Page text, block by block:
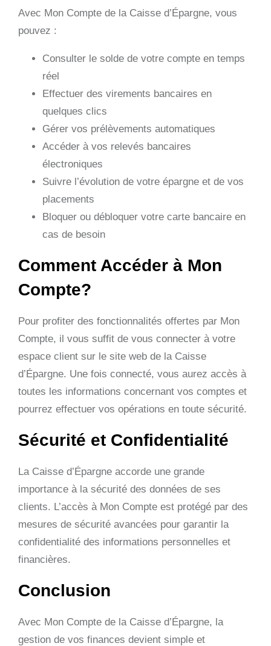
Avec Mon Compte de la Caisse d’Épargne, vous
pouvez :
Consulter le solde de votre compte en temps
réel
Effectuer des virements bancaires en
quelques clics
Gérer vos prélèvements automatiques
Accéder à vos relevés bancaires
électroniques
Suivre l’évolution de votre épargne et de vos
placements
Bloquer ou débloquer votre carte bancaire en
cas de besoin
Comment Accéder à Mon
Compte?
Pour profiter des fonctionnalités offertes par Mon
Compte, il vous suffit de vous connecter à votre
espace client sur le site web de la Caisse
d’Épargne. Une fois connecté, vous aurez accès à
toutes les informations concernant vos comptes et
pourrez effectuer vos opérations en toute sécurité.
Sécurité et Confidentialité
La Caisse d’Épargne accorde une grande
importance à la sécurité des données de ses
clients. L’accès à Mon Compte est protégé par des
mesures de sécurité avancées pour garantir la
confidentialité des informations personnelles et
financières.
Conclusion
Avec Mon Compte de la Caisse d’Épargne, la
gestion de vos finances devient simple et